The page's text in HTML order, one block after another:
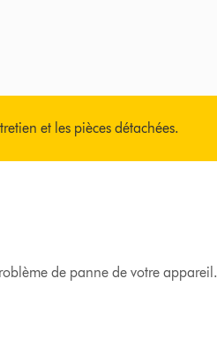
et les pièces détachées.
de panne de votre appareil.